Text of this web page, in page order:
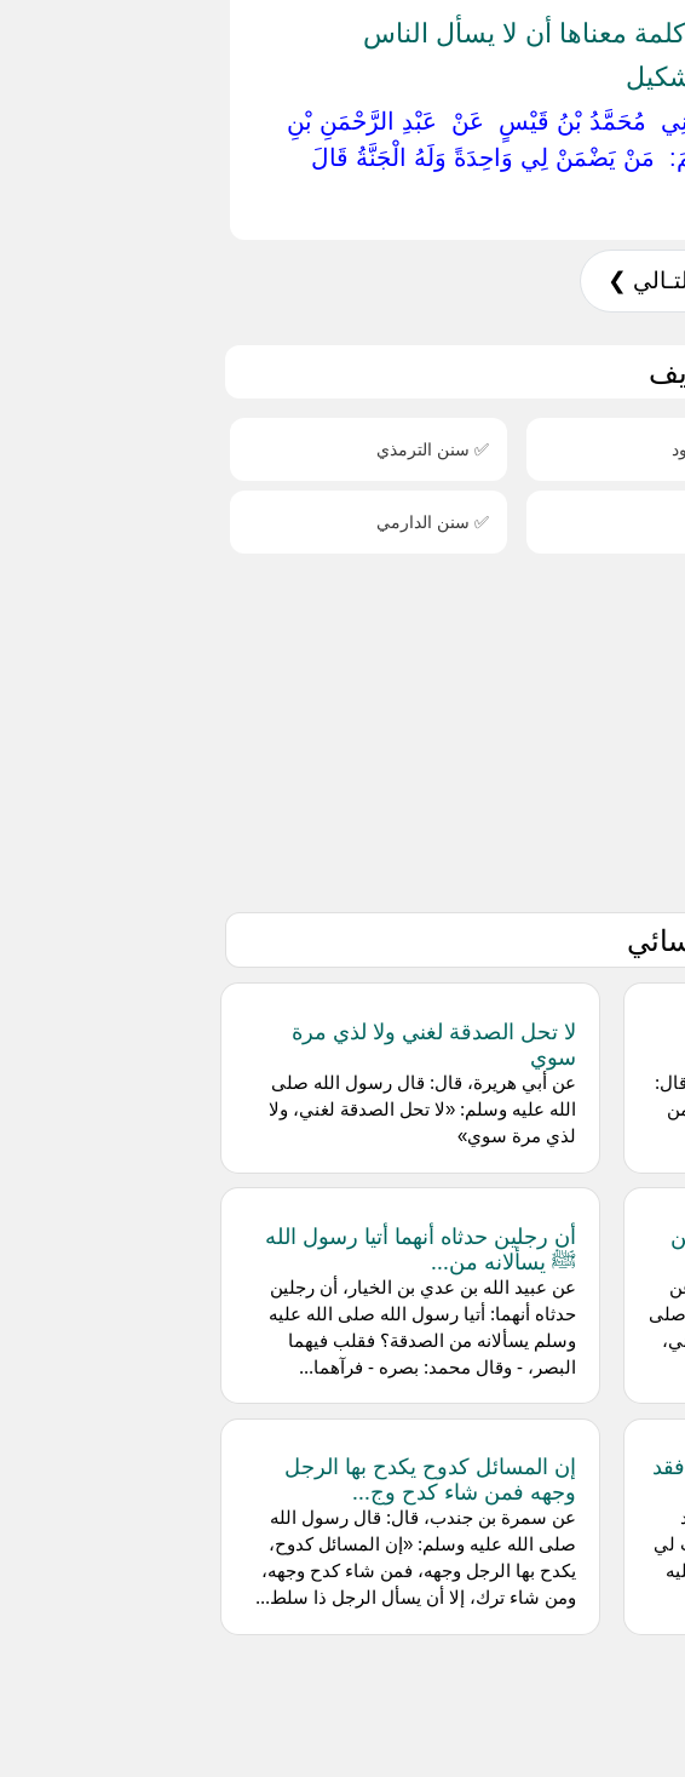
معناها أن لا يسأل الناس
‏مُحَمَّدُ بْنُ قَيْسٍ ‏ ‏عَنْ ‏ ‏عَبْدِ الرَّحْمَنِ بْنِ
‏مَنْ يَضْمَنْ لِي وَاحِدَةً وَلَهُ الْجَنَّةُ قَالَ
❯
✅ سنن الترمذي
✅ سنن الدارمي
صلى
لي
لا تحل الصدقة لغني ولا لذي مرة
سوي
عن أبي هريرة، قال: قال رسول الله صلى
الله عليه وسلم: «لا تحل الصدقة لغني، ولا
لذي مرة سوي»
أن رجلين حدثاه أنهما أتيا رسول الله
ﷺ يسألانه من...
عن عبيد الله بن عدي بن الخيار، أن رجلين
حدثاه أنهما: أتيا رسول الله صلى الله عليه
وسلم يسألانه من الصدقة؟ فقلب فيهما
البصر، - وقال محمد: بصره - فرآهما...
إن المسائل كدوح يكدح بها الرجل
وجهه فمن شاء كدح وج...
عن سمرة بن جندب، قال: قال رسول الله
صلى الله عليه وسلم: «إن المسائل كدوح،
يكدح بها الرجل وجهه، فمن شاء كدح وجهه،
ومن شاء ترك، إلا أن يسأل الرجل ذا سلط...